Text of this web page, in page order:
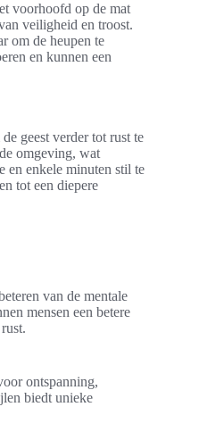
voorhoofd op de mat
veiligheid en troost.
om de heupen te
en kunnen een
geest verder tot rust te
omgeving, wat
en enkele minuten stil te
tot een diepere
van de mentale
mensen een betere
ontspanning,
biedt unieke